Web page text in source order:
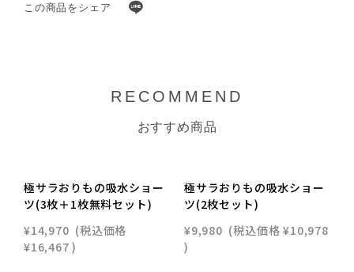
この商品をシェア
RECOMMEND
おすすめ商品
極サラおりもの吸水ショー
ツ(3枚＋1枚無料セット)
¥14,970 (税込価格
¥16,467 )
極サラおりもの吸水ショー
ツ(2枚セット)
¥9,980 (税込価格 ¥10,978
)